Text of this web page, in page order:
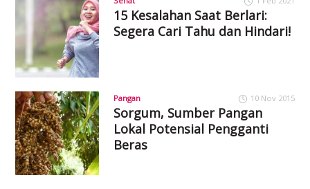
15 Kesalahan Saat Berlari:
Segera Cari Tahu dan Hindari!
Pangan 10 Nov 2015
Sorgum, Sumber Pangan
Lokal Potensial Pengganti
Beras